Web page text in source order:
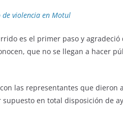
de violencia en Motul
es el primer paso y
que no se llegan a hacer
las representantes que dieron
en total disposición de